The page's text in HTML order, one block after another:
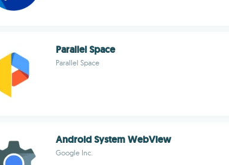
Parallel Space
Parallel Space
Android System WebView
Google Inc.